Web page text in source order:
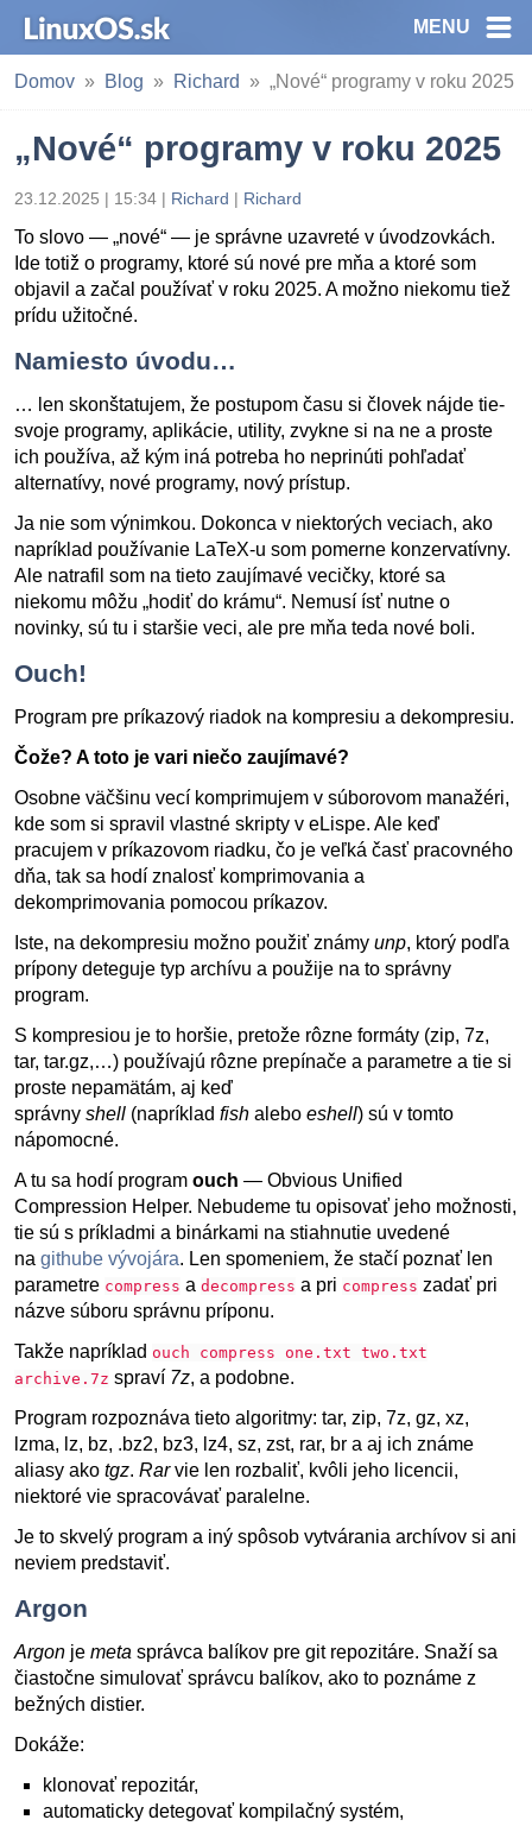
MENU
Domov Blog Richard „Nové“ programy v roku 2025
„Nové“ programy v roku 2025
23.12.2025 | 15:34 | Richard | Richard
To slovo — „nové“ — je správne uzavreté v úvodzovkách.
Ide totiž o programy, ktoré sú nové pre mňa a ktoré som
objavil a začal používať v roku 2025. A možno niekomu tiež
prídu užitočné.
Namiesto úvodu…
… len skonštatujem, že postupom času si človek nájde tie-
svoje programy, aplikácie, utility, zvykne si na ne a proste
ich používa, až kým iná potreba ho neprinúti pohľadať
alternatívy, nové programy, nový prístup.
Ja nie som výnimkou. Dokonca v niektorých veciach, ako
napríklad používanie LaTeX-u som pomerne konzervatívny.
Ale natrafil som na tieto zaujímavé vecičky, ktoré sa
niekomu môžu „hodiť do krámu“. Nemusí ísť nutne o
novinky, sú tu i staršie veci, ale pre mňa teda nové boli.
Ouch!
Program pre príkazový riadok na kompresiu a dekompresiu.
Čože? A toto je vari niečo zaujímavé?
Osobne väčšinu vecí komprimujem v súborovom manažéri,
kde som si spravil vlastné skripty v eLispe. Ale keď
pracujem v príkazovom riadku, čo je veľká časť pracovného
dňa, tak sa hodí znalosť komprimovania a
dekomprimovania pomocou príkazov.
Iste, na dekompresiu možno použiť známy unp, ktorý podľa
prípony deteguje typ archívu a použije na to správny
program.
S kompresiou je to horšie, pretože rôzne formáty (zip, 7z,
tar, tar.gz,…) používajú rôzne prepínače a parametre a tie si
proste nepamätám, aj keď
správny shell (napríklad fish alebo eshell) sú v tomto
nápomocné.
A tu sa hodí program ouch — Obvious Unified
Compression Helper. Nebudeme tu opisovať jeho možnosti,
tie sú s príkladmi a binárkami na stiahnutie uvedené
na githube vývojára. Len spomeniem, že stačí poznať len
parametre compress a decompress a pri compress zadať pri
názve súboru správnu príponu.
Takže napríklad ouch compress one.txt two.txt
archive.7z spraví 7z, a podobne.
Program rozpoznáva tieto algoritmy: tar, zip, 7z, gz, xz,
lzma, lz, bz, .bz2, bz3, lz4, sz, zst, rar, br a aj ich známe
aliasy ako tgz. Rar vie len rozbaliť, kvôli jeho licencii,
niektoré vie spracovávať paralelne.
Je to skvelý program a iný spôsob vytvárania archívov si ani
neviem predstaviť.
Argon
Argon je meta správca balíkov pre git repozitáre. Snaží sa
čiastočne simulovať správcu balíkov, ako to poznáme z
bežných distier.
Dokáže:
klonovať repozitár,
automaticky detegovať kompilačný systém,